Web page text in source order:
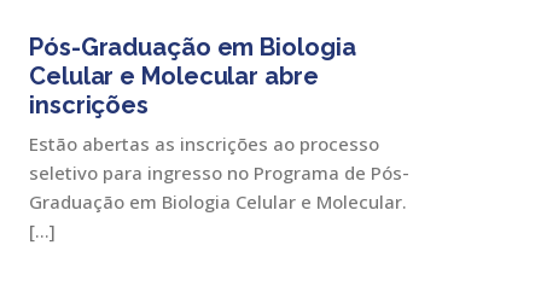
Pós-Graduação em Biologia
Celular e Molecular abre
inscrições
Estão abertas as inscrições ao processo
seletivo para ingresso no Programa de Pós-
Graduação em Biologia Celular e Molecular.
[…]